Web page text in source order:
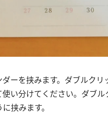
ーを挟みます。ダブルクリ
い分けてください。ダブ
挟みます。